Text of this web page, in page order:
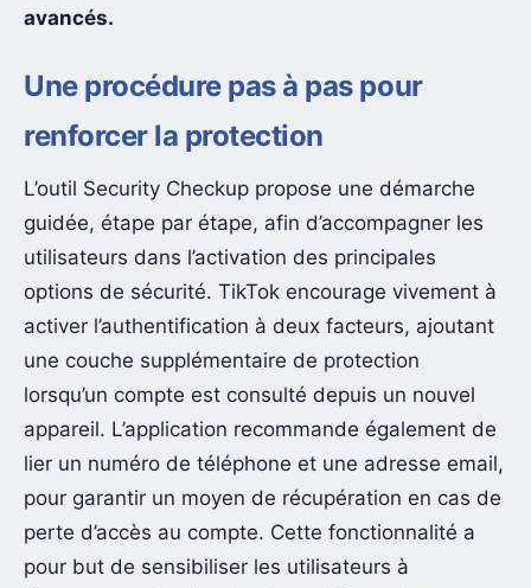
avancés.
Une procédure pas à pas pour
renforcer la protection
L’outil Security Checkup propose une démarche
guidée, étape par étape, afin d’accompagner les
utilisateurs dans l’activation des principales
options de sécurité. TikTok encourage vivement à
activer l’authentification à deux facteurs, ajoutant
une couche supplémentaire de protection
lorsqu’un compte est consulté depuis un nouvel
appareil. L’application recommande également de
lier un numéro de téléphone et une adresse email,
pour garantir un moyen de récupération en cas de
perte d’accès au compte. Cette fonctionnalité a
pour but de sensibiliser les utilisateurs à